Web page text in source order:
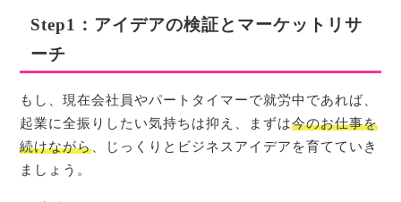
Step1：アイデアの検証とマーケットリサ
ーチ
もし、現在会社員やパートタイマーで就労中であれば、
起業に全振りしたい気持ちは抑え、まずは今のお仕事を
続けながら 、じっくりとビジネスアイデアを育てていき
ましょう。